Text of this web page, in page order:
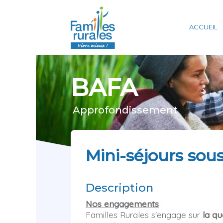
ACCUEIL
BAFA
Approfondissement
Mini-séjours
Description
Nos engagements :
Familles Rurales s'engage sur la
Panneau de gestion des cookies